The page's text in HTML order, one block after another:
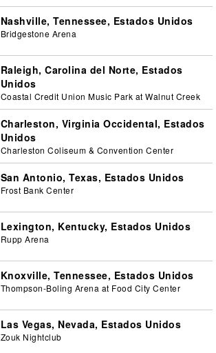
Nashville, Tennessee, Estados Unidos
Bridgestone Arena
Raleigh, Carolina del Norte, Estados
Unidos
Coastal Credit Union Music Park at Walnut Creek
Charleston, Virginia Occidental, Estados
Unidos
Charleston Coliseum & Convention Center
San Antonio, Texas, Estados Unidos
Frost Bank Center
Lexington, Kentucky, Estados Unidos
Rupp Arena
Knoxville, Tennessee, Estados Unidos
Thompson-Boling Arena at Food City Center
Las Vegas, Nevada, Estados Unidos
Zouk Nightclub